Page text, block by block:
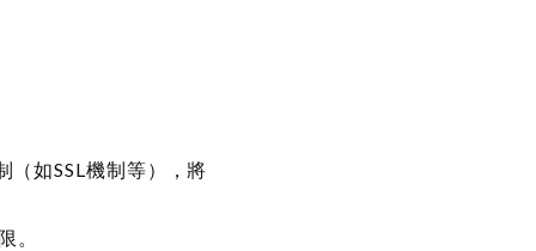
如SSL機制等），將
。